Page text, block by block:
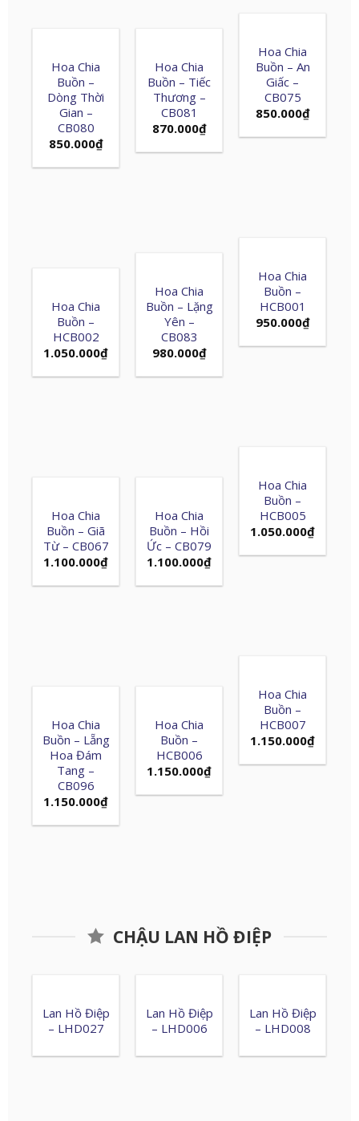
Hoa Chia
Buồn – An
Giấc –
CB075
850.000₫
Hoa Chia
Buồn –
Dòng Thời
Gian –
CB080
850.000₫
Hoa Chia
Buồn – Tiếc
Thương –
CB081
870.000₫
Hoa Chia
Buồn –
HCB001
950.000₫
Hoa Chia
Buồn – Lặng
Yên –
CB083
980.000₫
Hoa Chia
Buồn –
HCB002
1.050.000₫
Hoa Chia
Buồn –
HCB005
1.050.000₫
Hoa Chia
Buồn – Giã
Từ – CB067
1.100.000₫
Hoa Chia
Buồn – Hồi
Ức – CB079
1.100.000₫
Hoa Chia
Buồn –
HCB007
1.150.000₫
Hoa Chia
Buồn – Lẵng
Hoa Đám
Tang –
CB096
1.150.000₫
Hoa Chia
Buồn –
HCB006
1.150.000₫
CHẬU LAN HỒ ĐIỆP
Lan Hồ Điệp
– LHD027
Lan Hồ Điệp
– LHD006
Lan Hồ Điệp
– LHD008